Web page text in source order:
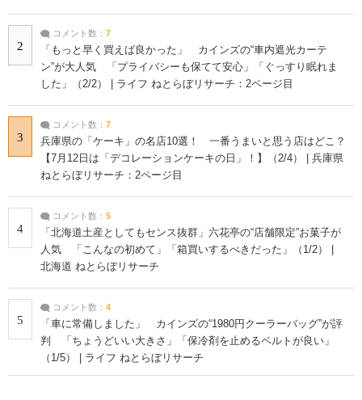
2
コメント数： 7
「もっと早く買えば良かった」 カインズの“車内遮光カーテ
ン”が大人気 「プライバシーも保てて安心」「ぐっすり眠れま
した」（2/2） | ライフ ねとらぼリサーチ：2ページ目
3
コメント数： 7
兵庫県の「ケーキ」の名店10選！ 一番うまいと思う店はどこ？
【7月12日は「デコレーションケーキの日」！】（2/4） | 兵庫県
ねとらぼリサーチ：2ページ目
4
コメント数： 5
「北海道土産としてもセンス抜群」六花亭の“店舗限定”お菓子が
人気 「こんなの初めて」「箱買いするべきだった」（1/2） |
北海道 ねとらぼリサーチ
5
コメント数： 4
「車に常備しました」 カインズの“1980円クーラーバッグ”が評
判 「ちょうどいい大きさ」「保冷剤を止めるベルトが良い」
（1/5） | ライフ ねとらぼリサーチ